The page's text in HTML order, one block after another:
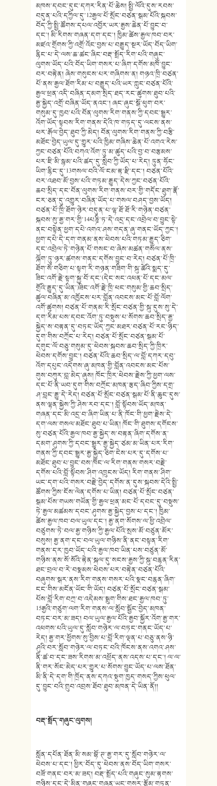
མཁས་དབང་དུང་དཀར་རིན་པོ་ཆེས། སྤྱི་ལོའི་དུས་རབས་
བདུན་པའི་དཀྱིལ་དུ་12རྒྱལ་པོ་སྲོང་བཙན་སྒམ་པོའི་སྐབས་
བོད་ཀྱི་སྤྱི་ཚོགས་དཔལ་འབྱོར་ཡར་རྒྱས་ཆེན་པོ་བྱུང་བ་
དང་། མི་རིགས་གཞན་དག་དང་། ཁྱིམ་ཚེས་རྒྱལ་ཁབ་བར་
མཛའ་གྲོགས་ཀྱི་འགྲོ་འོང་བྱས་པ་བརྒྱུད་སྔར་ཡོད་བོད་ཡིག་
རྙིང་པ་དེ་ལས་ཆ་ཚང་ཞིང་བརྡ་སྤྲོད་རིག་པའི་གཞུང་
ལུགས་ཡོད་པའི་བོད་ཡིག་གསར་པ་ཞིག་དགོས་མཁོ་བྱུང་
བར་བརྟེན། ཞེས་གསུངས་པར་གཞིགས་ན། གཉའ་ཁྲི་བཙན་
པོ་ནས་རྒྱལ་ཐོག་རིམ་པ་བརྒྱུད་པའི་ཡར་ཀླུང་བཙན་པོའི་
རྒྱལ་ཕྲན་འདི་བཞིན་དམག་སྲིད་ཐད་རང་ཚུགས་ཐུབ་པའི་
རྒྱ་སྐྱེད་འགྲོ་བཞིན་ཡོད་ནའང་། ཞང་ཞུང་སྒོ་ཕུག་བར་
གསུམ་དུ་ཁྱབ་པའི་བོན་ལུགས་རིག་གནས་ཀྱི་དབང་སྒྱུར་
འོག་ཡོད་སྟབས་རིག་གནས་དེའི་ཁ་གཏད་དུ་ལངས་ནས་
ཕར་རྒོལ་བྱེད་ཐུབ་ཀྱི་མེད། བོན་ལུགས་རིག་གནས་ཀྱི་བརྩི་
མཐོང་བྱེད་ཡུལ་དུ་གྱུར་པའི་ཁྱིམ་གཞིས་ཆེན་པོ་འགའ་རེས་
ཀྱང་བཙན་པོའི་བཀའ་འོག་ཏུ་མ་ཚུད་པའི་བྱ་བ་བརྩམས་
པར་ཇི་མི་སྙམ་པའི་ཚད་དུ་སླེབ་ཀྱི་ཡོད་པ་རེད། ཏུན་ཧོང་
ཡིག་རྙིང་དུ་13གསལ་བའི་ལོ་ངམ་རྟ་རྫི་དང་། བཙན་པོའི་
བར་འཐབ་མོ་བྱས་པའི་གཏམ་རྒྱུད་དེས་ཀྱང་བཙན་པོའི་
ཆབ་སྲིད་དང་བོན་ལུགས་རིག་གནས་བར་གྱི་གདོང་ཐུག་རྣོ་
ངར་ཅན་དུ་འགྱུར་བཞིན་ཡོད་པ་གསལ་བཤད་བྱས་ཡོད།
བཙན་པོ་ཁྲི་ཐོག་ཉེར་བདུན་པ་ལྷ་ཐོ་ཐོ་རི་གཉེན་བཙན་
སྐབས་སུ་རྒྱ་གར་གྱི་14པཎྜི་ཏ་དེ་འདྲ་དང་འབྲེལ་བ་བྱུང་སྟེ་
ནང་བསྟེན་ཕྱག་དཔེ་འགའ་ཤས་གདན་ཞུ་གནང་ཡོད་ཀྱང་།
ཕྱག་དཔེ་དེ་དག་གནམ་ནས་ཕེབས་པའི་གཏམ་རྒྱུད་ཅིག་
དང་འབྲེལ་ཏེ་གཉེན་པོ་གསང་བ་ཞེས་མཚན་གསོལ་ནས་
ལྐོག་ཏུ་ཉར་ཚགས་གནང་དགོས་བྱུང་བ་རེད། བཙན་པོ་ཁྲི་
ཐོག་སོ་གཅིག་པ་སྟག་རི་གཉན་གཟིག་གི་སྐུ་ཚེའི་སྨད་དུ་
ཟིང་འགོ་རྗེ་སྟག་སྐྱ་བོ་དང་(དེང་སང་འཕན་པོ་དང་མལ་
གྲོའི་རྒྱུད་དུ་ཡིན་)ཟིང་འགོ་རྗེ་ཁྲི་ཕང་གསུམ་གྱི་ཆབ་སྲིད་
ཚུལ་བཞིན་མ་འཁྱོངས་པར་བློན་འབངས་མང་པོ་བློ་ལོག་
འགོ་ཚུགས། བཙན་པོ་གནམ་རི་སྲོང་བཙན་གྱི་སྐུ་དུས་སུ་དེ་
དག་རིམ་པས་དབང་འོག་ཏུ་བསྡུས་པ་སོགས་ཆབ་སྲིད་རྒྱ་
སྐྱེད་ས་བརྟན་དུ་བཏང་ཡོད་ཀྱང་མཐར་བཙན་པོ་རང་ཉིད་
དུག་གིས་བཀྲོང་པ་རེད། བཙན་པོ་སྲོང་བཙན་སྒམ་པོ་
དགུང་ལོ་བཅུ་གསུམ་དུ་ཕེབས་སྐབས་ཆབ་སྲིད་ཀྱི་ཁྲིར་
ཕེབས་དགོས་བྱུང་། བཙན་པོའི་ཆབ་སྲིད་ལ་བློ་དཀར་དབུ་
འོག་དཔུང་འདེགས་ཞུ་མཁན་གྱི་བློན་འབངས་མང་པོས་
གུས་བཀུར་བླ་མེད་ཞུས། ཁོང་ཁྲིར་ཕེབས་རྗེས་ཀྱི་ཕྱག་ལས་
དང་པོ་ནི་ཡབ་དུག་གིས་བཀྲོང་མཁན་རྩད་ཞིབ་ཀྱིས་དགྲ་
ཤ་བླང་རྒྱུ་དེ་རེད། བཙན་པོ་སྲོང་བཙན་སྒམ་པོ་ནི་ཆུང་དུས་
ནས་ལྷན་སྐྱེས་ཀྱི་ཤེས་རབ་དང་། བློ་སྟོབས་ཡོད་མཁན་
གཞན་དང་མི་འདྲ་བ་ཞིག་ཡིན་པ་ནི་ཁོང་གི་ཕྱག་རྗེས་དེ་
དག་ལས་གསལ་མཐོང་ཐུབ་པ་ཡིན། ཁོང་གི་ཐུགས་དགོངས་
སུ་བཙན་པོའི་རྒྱལ་ཁབ་རྒྱ་སྐྱེད་ས་བརྟན་ཞིག་དགོས་ན་
དམག་ཤུགས་ཀྱི་དབང་སྒྱུར་རྒྱ་སྐྱེད་ཙམ་མ་ཡིན་པར་རིག་
གནས་ཀྱི་དབང་སྒྱུར་རྒྱ་སྐྱེད་ཅིག་ངེས་པར་དུ་དགོས་པ་
མཐོང་ཐུབ་པ་བྱུང་བས་ཁོང་ལ་རིག་གནས་གསར་བརྗེ་
དགོས་པའི་བློ་སྟོབས་ཤིག་འཁྲུངས་ཡོད། རིག་གནས་ཤིག་
ཡང་དག་པའི་གསར་བརྗེ་བྱེད་དགོས་ན་དུས་སྐབས་དེའི་སྤྱི་
ཚོགས་ཀྱིས་ངོས་ལེན་དགོས་པ་ཡིན། བཙན་པོ་སྲོང་བཙན་
སྒམ་པོས་གཡས་གཡོན་གྱི་རྒྱལ་ཕྲན་མང་པོ་དབང་དུ་བསྡུས་
ཏེ་རྒྱལ་མཚམས་དབང་ཤུགས་རྒྱ་སྐྱེད་བྱས་པ་དང་། ཁྱིམ་
ཚེས་རྒྱལ་ཁབ་བལ་ཡུལ་དང་། རྒྱ་ནག་སོགས་ལ་ཕྱི་འབྲེལ་
བཙུགས་ཏེ་བལ་རྒྱ་གཉིས་ཀྱི་རྒྱལ་པོའི་སྲས་མོ་བཙུན་མོར་
བསུས། རྒྱ་ནག་དང་བལ་ཡུལ་གཉིས་ནི་ནང་བསྟན་རིག་
གནས་དར་ཁྱབ་ཡོད་པའི་རྒྱལ་ཁབ་ཡིན་པས་བཙུན་མོ་
གཉིས་ནས་སོ་སོའི་རྟེན་སྐལ་དུ་སངས་རྒྱས་ཀྱི་སྐུ་བརྙན་རིན་
ཐང་བྲལ་བ་རེ་བསྣམས་ཕེབས་པར་བརྟེན་བཙན་པོའི་
བཞུགས་སྒར་ནས་རིག་གནས་གསར་པའི་སྣང་བརྙན་ཞིག་
ངང་གིས་མངོན་ཡོང་གི་ཡོད། བཙན་པོ་སྲོང་བཙན་སྒམ་
པོས་བློ་རིག་བཀྲ་བ་འདེམས་སྒྲུག་གིས་ཐང་རྒྱལ་ཁབ་ཏུ་
15རྒྱའི་གཙུག་ལག་རིག་གནས་ལ་སློབ་སྦྱོང་བྱེད་མཁན་
བཏང་བར་མ་ཟད། བལ་ཡུལ་རྒྱལ་པོའི་རྒྱབ་སྐྱོར་འོག་རྒྱ་གར་
འཕགས་པའི་ཡུལ་དུ་སློབ་གཉེར་ལ་བཏང་གནང་ཡོད་པ་
རེད། རྒྱ་གར་ཕྱོགས་སུ་བྱིས་པ་བློ་རིག་ལྡན་པ་བཅུ་ནས་ཉི་
ཤུའི་བར་སློབ་གཉེར་ལ་བཏང་བའི་ཁོངས་ནས་འགའ་ཤས་
ནི་ཚ་བ་དང་ཟས་རིགས་མ་འཕྲོད་ནས་འདས་པ་དང་། ལ་ལ་
ནི་གར་སོང་མེད་པར་གྱུར་པ་སོགས་བྱུང་ཡོད་པ་ལས་ཐོན་
མི་ནི་དེ་དག་གི་ཁྲོད་ནས་དཀའ་སྡུག་ཁྱད་གསད་ཀྱིས་ཕུལ་
དུ་བྱུང་བའི་གྲུབ་འབྲས་ཐོབ་ཐུབ་མཁན་དེ་ཡིན་ནོ།།
བརྡ་སྤྲོད་གཞུང་ལུགས།
སློན་དཔོན་ཐོན་མི་སམ་བྷོ་ཊ་རྒྱ་གར་དུ་སློབ་གཉེར་ལ་
ཕེབས་པ་དང་། ཕྱིར་བོད་དུ་ཕེབས་ནས་བོད་ཡིག་གསར་
བཟོ་གནང་བར་མ་ཟད། བརྡ་སྤྲོད་པའི་གཞུང་སུམ་རྟགས་
གཉིས་དང་དེ་མིན་གཞུང་གཞན་ཡང་གསར་རྩོམ་གཏན་